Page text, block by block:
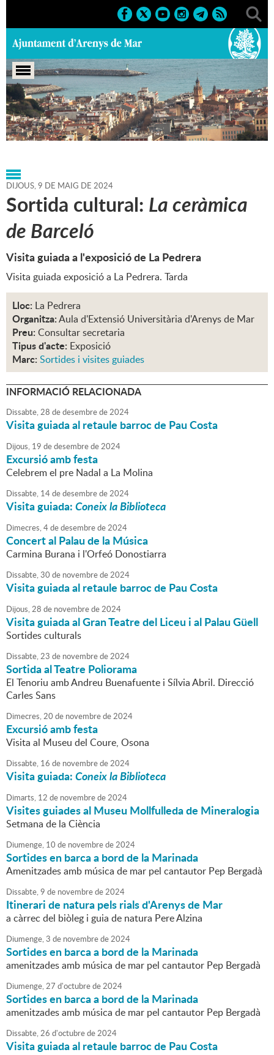
Portada > Agenda > 09-05-
2024 > Marcs > Culturals > 2024 > Sortides i visites guiades
DIJOUS,9 DE MAIG DE 2024
Sortida cultural: La ceràmica
de Barceló
Visita guiada a l'exposició de La Pedrera
Visita guiada exposició a La Pedrera. Tarda
Lloc: La Pedrera
Organitza:Aula d'Extensió Universitària d'Arenys de Mar
Preu: Consultar secretaria
Tipus d'acte: Exposició
Marc: Sortides i visites guiades
INFORMACIÓ RELACIONADA
Dissabte,28 dedesembrede2024
Visita guiada al retaule barroc de Pau Costa
Dijous, 19 dedesembrede2024
Excursió amb festa
Celebrem el pre Nadal a La Molina
Dissabte, 14dedesembrede2024
Visita guiada:Coneix la Biblioteca
Dimecres,4dedesembrede2024
Concert al Palau de la Música
Carmina Burana i l'Orfeó Donostiarra
Dissabte,30 de novembrede2024
Visita guiada al retaule barroc de Pau Costa
Dijous,28 de novembrede2024
Visita guiada al Gran Teatre del Liceu i al Palau Güell
Sortides culturals
Dissabte,23 de novembrede2024
Sortida al Teatre Poliorama
El Tenoriu amb Andreu Buenafuente i Sílvia Abril. Direcció
Carles Sans
Dimecres,20 de novembrede2024
Excursió amb festa
Visita al Museu del Coure, Osona
Dissabte, 16 de novembrede2024
Visita guiada:Coneix la Biblioteca
Dimarts, 12 de novembrede2024
Visites guiades al Museu Mollfulleda de Mineralogia
Setmana de la Ciència
Diumenge, 10 de novembrede2024
Sortides en barca a bord de la Marinada
Amenitzades amb música de mar pel cantautor Pep Bergadà
Dissabte,9 de novembrede2024
Itinerari de natura pels rials d'Arenys de Mar
a càrrec del biòleg i guia de natura Pere Alzina
Diumenge,3 de novembrede2024
Sortides en barca a bord de la Marinada
amenitzades amb música de mar pel cantautor Pep Bergadà
Diumenge,27 d'octubrede2024
Sortides en barca a bord de la Marinada
amenitzades amb música de mar pel cantautor Pep Bergadà
Dissabte,26 d'octubrede2024
Visita guiada al retaule barroc de Pau Costa